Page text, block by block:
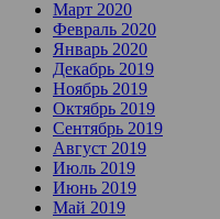
Март 2020
Февраль 2020
Январь 2020
Декабрь 2019
Ноябрь 2019
Октябрь 2019
Сентябрь 2019
Август 2019
Июль 2019
Июнь 2019
Май 2019